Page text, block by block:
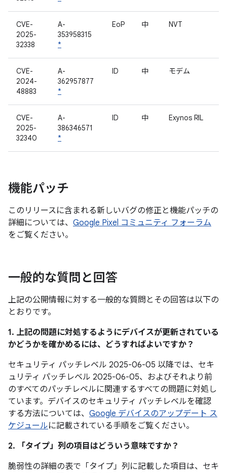
CVE-
2025-
32338
A-
353958315
*
EoP 中 NVT
CVE-
2024-
48883
A-
362957877
*
ID 中 モデム
CVE-
2025-
32340
A-
386346571
*
ID 中 Exynos RIL
機能パッチ
このリリースに含まれる新しいバグの修正と機能パッチの
詳細については、 Google Pixel コミュニティ フォーラム
をご覧ください。
一般的な質問と回答
上記の公開情報に対する一般的な質問とその回答は以下の
とおりです。
1. 上記の問題に対処するようにデバイスが更新されている
かどうかを確かめるには、どうすればよいですか？
セキュリティ パッチレベル 2025-06-05 以降では、セキ
ュリティ パッチレベル 2025-06-05、およびそれより前
のすべてのパッチレベルに関連するすべての問題に対処し
ています。デバイスのセキュリティ パッチレベルを確認
する方法については、 Google デバイスのアップデート ス
ケジュールに記載されている手順をご覧ください。
2. 「タイプ」 列の項目はどういう意味ですか？
脆弱性の詳細の表で「タイプ」 列に記載した項目は、セキ